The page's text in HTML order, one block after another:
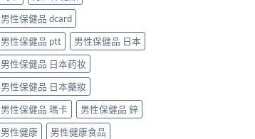
男性保健品 dcard
男性保健品 ptt
男性保健品 日本
男性保健品 日本药妆
男性保健品 日本藥妝
男性保健品 瑪卡
男性保健品 鋅
男性健康
男性健康食品